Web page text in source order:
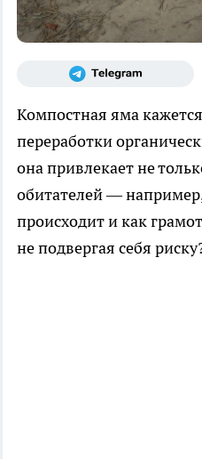
Компостная яма
переработки
она привлекает не
обитателей —
происходит и как
не подвергая себя